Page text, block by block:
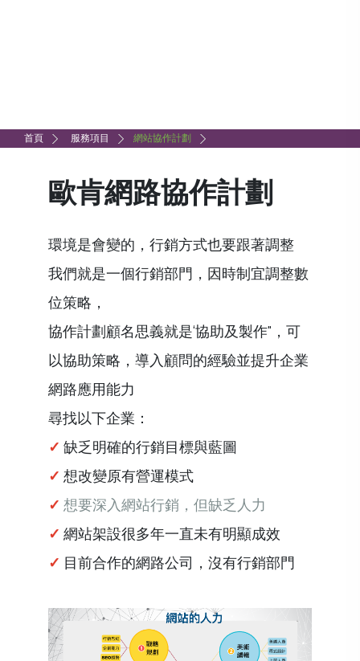
首頁 服務項目 網站協作計劃
歐肯網路協作計劃
環境是會變的，行銷方式也要跟著調整
我們就是一個行銷部門，因時制宜調整數
位策略，
協作計劃顧名思義就是‘協助及製作"，可
以協助策略，導入顧問的經驗並提升企業
網路應用能力
尋找以下企業：
✓ 缺乏明確的行銷目標與藍圖
✓ 想改變原有營運模式
✓ 想要深入網站行銷，但缺乏人力
✓ 網站架設很多年一直未有明顯成效
✓ 目前合作的網路公司，沒有行銷部門